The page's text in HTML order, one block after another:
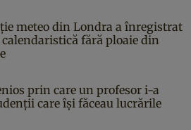
meteo din Londra a înregistrat
fără ploaie din
prin care un profesor i-a
care își făceau lucrările